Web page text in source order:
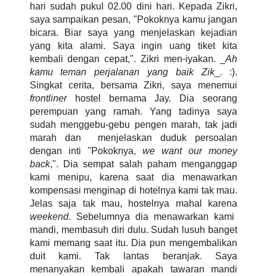
hari sudah pukul 02.00 dini hari. Kepada Zikri,
saya sampaikan pesan, "Pokoknya kamu jangan
bicara. Biar saya yang menjelaskan kejadian
yang kita alami. Saya ingin uang tiket kita
kembali dengan cepat,". Zikri men-iyakan. _Ah
kamu teman perjalanan yang baik Zik_. :).
Singkat cerita, bersama Zikri, saya menemui
frontlinerhostel bernama Jay. Dia seorang
perempuan yang ramah. Yang tadinya saya
sudah menggebu-gebu pengen marah, tak jadi
marah dan menjelaskan duduk persoalan
dengan inti "Pokoknya, we want our money
back,". Dia sempat salah paham menganggap
kami menipu, karena saat dia menawarkan
kompensasi menginap di hotelnya kami tak mau.
Jelas saja tak mau, hostelnya mahal karena
weekend. Sebelumnya dia menawarkan kami
mandi, membasuh diri dulu. Sudah lusuh banget
kami memang saat itu. Dia pun mengembalikan
duit kami. Tak lantas beranjak. Saya
menanyakan kembali apakah tawaran mandi